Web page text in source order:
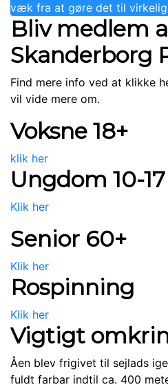
væk fra at gøre det til
Bliv medlem
Skanderborg
Find mere info ved at klikke
vil vide mere om.
Voksne 18+
klik her
Ungdom 10-
Klik her
Senior 60+
Klik her
Rospinning
Klik her
Vigtigt
Åen blev frigivet til sejlads
fuldt farbar indtil ca. 400